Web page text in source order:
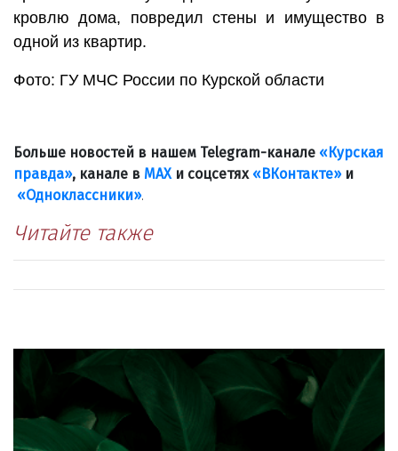
кровлю дома, повредил стены и имущество в
одной из квартир.
Фото: ГУ МЧС России по Курской области
Больше новостей в нашем Telegram-канале «Курская
правда», канале в МАХ и соцсетях «ВКонтакте»и
«Одноклассники».
Читайте также